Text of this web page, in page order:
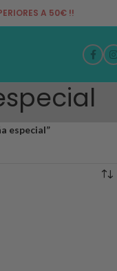
A 50€ !!
especial”